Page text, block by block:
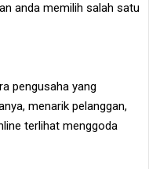
anda memilih salah satu
pengusaha yang
menarik pelanggan,
terlihat menggoda